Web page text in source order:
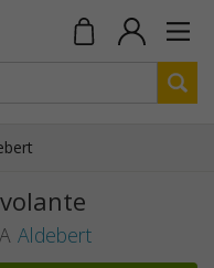
Aldebert